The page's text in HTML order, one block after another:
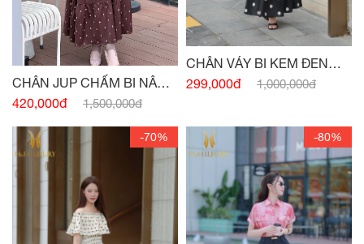
CHÂN JUP CHẤM BI NÂU
TÂY CHUN EO
420,000đ 1,500,000đ
CHÂN VÁY BI KEM ĐEN
CHUN EO
299,000đ 1,000,000đ
-70% -80%